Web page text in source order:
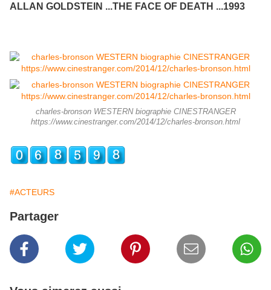
ALLAN GOLDSTEIN ...THE FACE OF DEATH ...1993
charles-bronson WESTERN biographie CINESTRANGER
https://www.cinestranger.com/2014/12/charles-bronson.html
#ACTEURS
Partager